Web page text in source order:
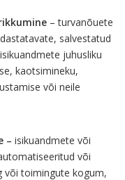
– turvanõuete
salvestatud
juhusliku
kaotsimineku,
või neile
– isikuandmete või
või
toimingute kogum,